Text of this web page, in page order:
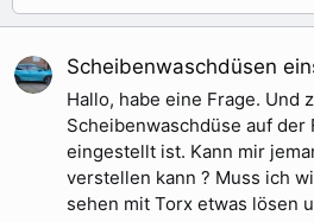
Scheibenwaschdüsen
Hallo, habe eine Frage. Und
Scheibenwaschdüse auf der
eingestellt ist. Kann mir
verstellen kann ? Muss ich
sehen mit Torx etwas lösen